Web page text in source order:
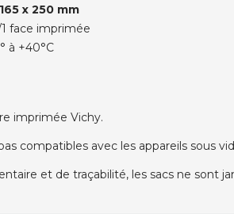
165 x 250 mm
face imprimée
à +40°C
imprimée Vichy.
compatibles avec les appareils sous
et de traçabilité, les sacs ne sont